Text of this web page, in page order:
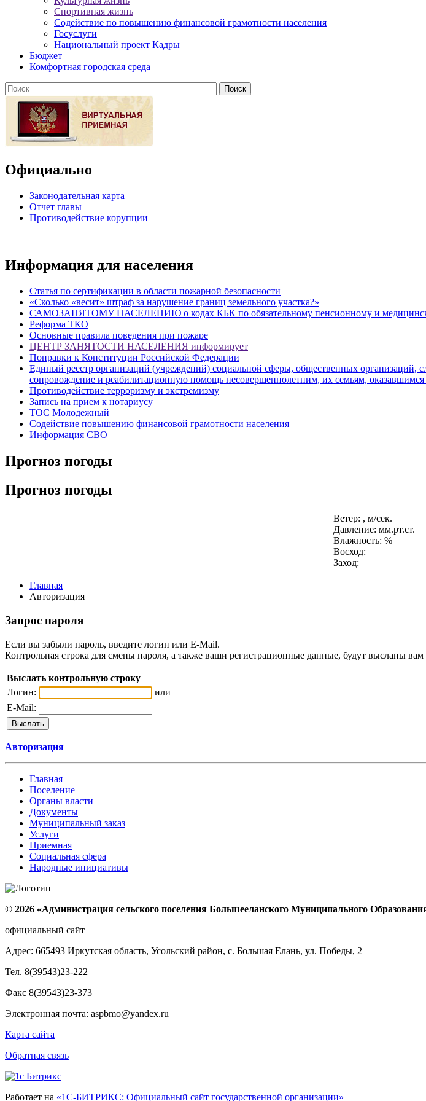
Спортивная жизнь
Содействие по повышению финансовой грамотности населения
Госуслуги
Национальный проект Кадры
Бюджет
Комфортная городская среда
Официально
Законодательная карта
Отчет главы
Противодействие корупции
Информация для населения
Статья по сертификации в области пожарной безопасности
«Сколько «весит» штраф за нарушение границ земельного участка?»
САМОЗАНЯТОМУ НАСЕЛЕНИЮ о кодах КБК по обязательному пенсионному и
Реформа ТКО
Основные правила поведения при пожаре
ЦЕНТР ЗАНЯТОСТИ НАСЕЛЕНИЯ информирует
Поправки к Конституции Российской Федерации
Единый реестр организаций (учреждений) социальной сферы, общественных организаций,
сопровождение и реабилитационную помощь несовершеннолетним, их семьям,
Противодействие терроризму и экстремизму
Запись на прием к нотариусу
ТОС Молодежный
Содействие повышению финансовой грамотности населения
Информация СВО
Прогноз погоды
Прогноз погоды
Ветер: , м/сек.
Давление: мм.рт.ст.
Влажность: %
Восход:
Заход:
Главная
Авторизация
Запрос пароля
Если вы забыли пароль, введите логин или E-Mail.
Контрольная строка для смены пароля, а также ваши регистрационные данные, будут высланы
Выслать контрольную строку
Логин:
или
E-Mail:
Авторизация
Главная
Поселение
Органы власти
Документы
Муниципальный заказ
Услуги
Приемная
Социальная сфера
Народные инициативы
© 2026 «Администрация сельского поселения Большееланского Муниципального
официальный сайт
Адрес: 665493 Иркутская область, Усольский район, с. Большая Елань, ул. Победы, 2
Тел. 8(39543)23-222
Факс 8(39543)23-373
Электронная почта: aspbmo@yandex.ru
Карта сайта
Обратная связь
Работает на «1С-БИТРИКС: Официальный сайт государственной организации»